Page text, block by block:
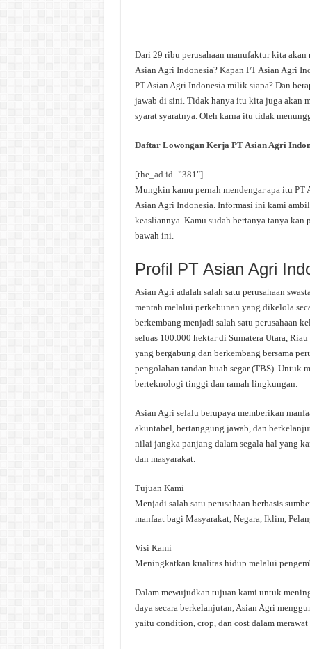
Dari 29 ribu perusahaan manufaktur kita
Asian Agri Indonesia? Kapan PT Asian Agri
PT Asian Agri Indonesia milik siapa? Dan
jawab di sini. Tidak hanya itu kita juga akan
syarat syaratnya. Oleh karna itu tidak
Daftar Lowongan Kerja PT Asian Agri
[the_ad id=”381″]
Mungkin kamu pernah mendengar apa itu
Asian Agri Indonesia. Informasi ini kami
keasliannya. Kamu sudah bertanya tanya
bawah ini.
Profil PT Asian Agri
Asian Agri adalah salah satu perusahaan
mentah melalui perkebunan yang dikelola
berkembang menjadi salah satu perusahaan
seluas 100.000 hektar di Sumatera Utara,
yang bergabung dan berkembang bersama
pengolahan tandan buah segar (TBS). Untuk
berteknologi tinggi dan ramah lingkungan.
Asian Agri selalu berupaya memberikan
akuntabel, bertanggung jawab, dan
nilai jangka panjang dalam segala hal yang
dan masyarakat.
Tujuan Kami
Menjadi salah satu perusahaan berbasis
manfaat bagi Masyarakat, Negara, Iklim,
Visi Kami
Meningkatkan kualitas hidup melalui
Dalam mewujudkan tujuan kami untuk
daya secara berkelanjutan, Asian Agri
yaitu condition, crop, dan cost dalam